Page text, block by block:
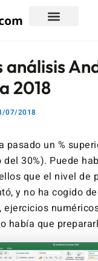
análisis
2018
07/2018
pasado un %
30%). Puede
que el nivel de
y no ha cogido
ejercicios
había que